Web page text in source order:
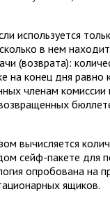
используется
в нем
(возврата):
на конец дня равно
членам
вычисляется
сейф-пакете для
опробована на
ящиков.